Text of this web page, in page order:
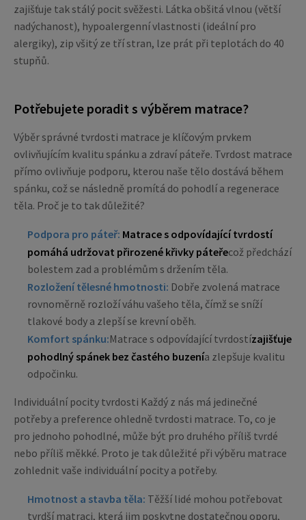
zajišťuje tak stálý pocit svěžesti. Látka obšitá vlnou (větší
nadýchanost), hypoalergenní vlastnosti (ideální pro
alergiky), zip všitý ze tří stran, lze prát při teplotách do 40
stupňů.
Potřebujete poradit s výběrem matrace?
Výběr správné tvrdosti matrace je klíčovým prvkem
ovlivňujícím kvalitu spánku a zdraví páteře. Tvrdost matrace
přímo ovlivňuje podporu, kterou naše tělo dostává během
spánku, což se následně promítá do pohodlí a regenerace
těla. Proč je to tak důležité?
Podpora pro páteř: Matrace s odpovídající tvrdostí
pomáhá udržovat přirozené křivky páteřecož předchází
bolestem zad a problémům s držením těla.
Rozložení tělesné hmotnosti: Dobře zvolená matrace
rovnoměrně rozloží váhu vašeho těla, čímž se sníží
tlakové body a zlepší se krevní oběh.
Komfort spánku:Matrace s odpovídající tvrdostízajišťuje
pohodlný spánek bez častého buzenía zlepšuje kvalitu
odpočinku.
Individuální pocity tvrdosti Každý z nás má jedinečné
potřeby a preference ohledně tvrdosti matrace. To, co je
pro jednoho pohodlné, může být pro druhého příliš tvrdé
nebo příliš měkké. Proto je tak důležité při výběru matrace
zohlednit vaše individuální pocity a potřeby.
Hmotnost a stavba těla: Těžší lidé mohou potřebovat
tvrdší matraci, která jim poskytne dostatečnou oporu,